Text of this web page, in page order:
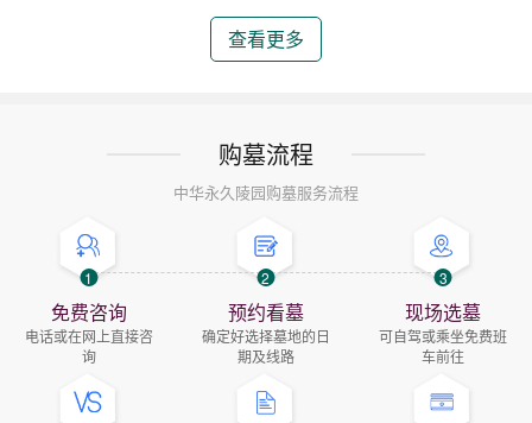
查看更多
购墓流程
中华永久陵园购墓服务流程
1
免费咨询
电话或在网上直接咨
询
2
预约看墓
确定好选择墓地的日
期及线路
3
现场选墓
可自驾或乘坐免费班
车前往